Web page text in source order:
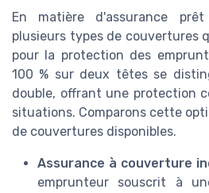
En matière d'assurance
plusieurs types de couvertures
pour la protection des
100 % sur deux têtes se
double, offrant une protection
situations. Comparons cette
de couvertures disponibles.
Assurance à couverture
emprunteur souscrit à